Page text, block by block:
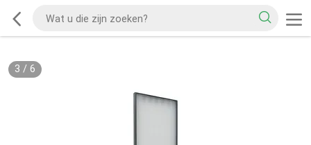
3 / 6